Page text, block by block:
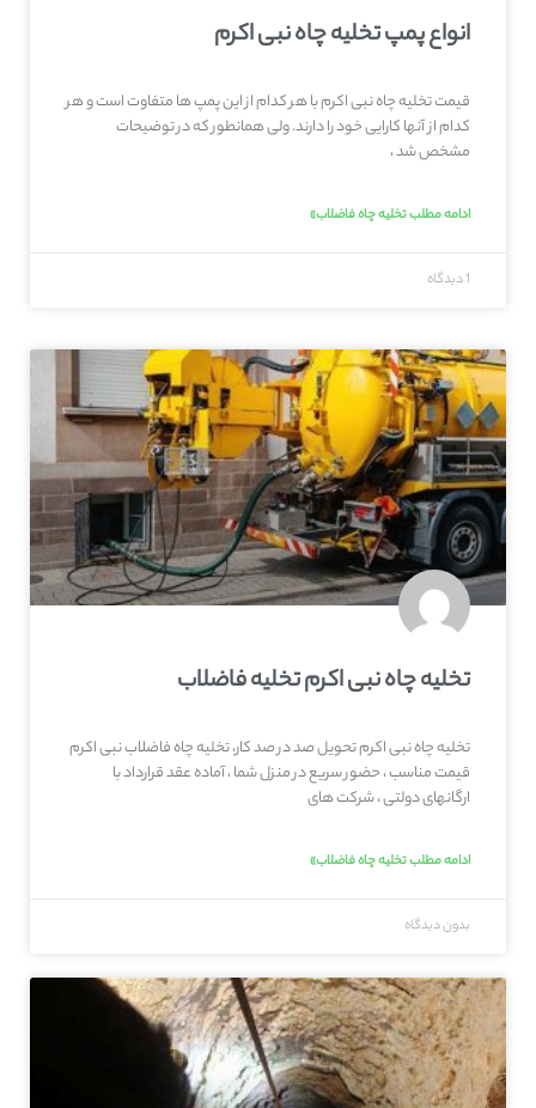
انواع پمپ تخلیه چاه نبی اکرم
قیمت تخلیه چاه نبی اکرم با هر کدام از این پمپ ها متفاوت است و هر
کدام از آنها کارایی خود را دارند. ولی همانطور که در توضیحات
مشخص شد ،
ادامه مطلب تخلیه چاه فاضلاب»
1 دیدگاه
تخلیه چاه نبی اکرم تخلیه فاضلاب
تخلیه چاه نبی اکرم تحویل صد در صد کار، تخلیه چاه فاضلاب نبی اکرم
قیمت مناسب ، حضور سریع در منزل شما ، آماده عقد قرارداد با
ارگانهای دولتی ، شرکت های
ادامه مطلب تخلیه چاه فاضلاب»
بدون دیدگاه